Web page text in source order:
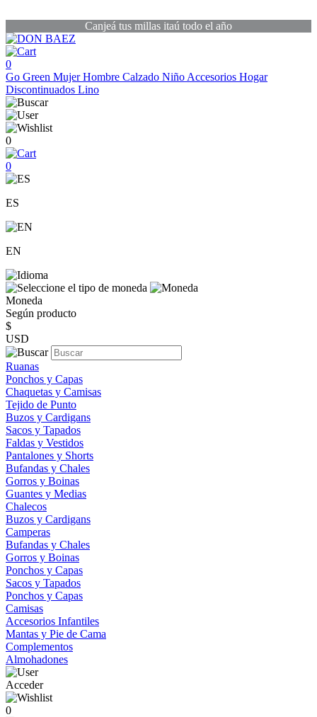
Canjeá tus millas itaú todo el año
0
Go Green MujerHombre Calzado Niño Accesorios Hogar
Discontinuados Lino
0
0
ES
EN
Moneda
Según producto
$
USD
Ruanas
Ponchos y Capas
Chaquetas y Camisas
Tejido de Punto
Buzos y Cardigans
Sacos y Tapados
Faldas y Vestidos
Pantalones y Shorts
Bufandas y Chales
Gorros y Boinas
Guantes y Medias
Chalecos
Buzos y Cardigans
Camperas
Bufandas y Chales
Gorros y Boinas
Ponchos y Capas
Sacos y Tapados
Ponchos y Capas
Camisas
Accesorios Infantiles
Mantas y Pie de Cama
Complementos
Almohadones
Acceder
0